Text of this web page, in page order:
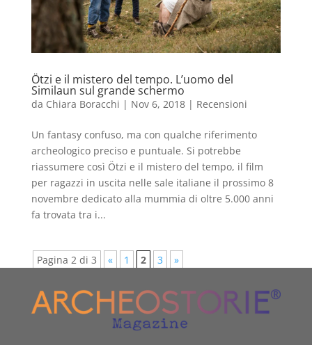
Ötzi e il mistero del tempo. L’uomo del
Similaun sul grande schermo
da Chiara Boracchi | Nov 6, 2018| Recensioni
Un fantasy confuso, ma con qualche riferimento
archeologico preciso e puntuale. Si potrebbe
riassumere così Ötzi e il mistero del tempo, il film
per ragazzi in uscita nelle sale italiane il prossimo 8
novembre dedicato alla mummia di oltre 5.000 anni
fa trovata tra i...
Pagina 2 di 3 « 1 2 3 »